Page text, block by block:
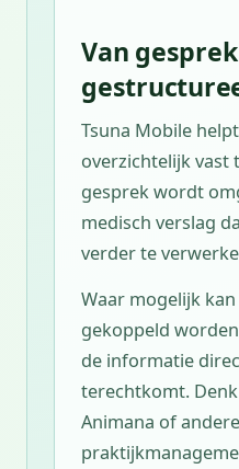
Van
Tsuna Mobile
overzichtelijk vast
gesprek wordt
medisch verslag
verder te
Waar mogelijk
gekoppeld
de informatie
terechtkomt.
Animana of andere